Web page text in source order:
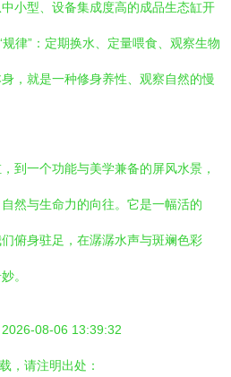
小型、设备集成度高的成品生态缸开
律”：定期换水、定量喂食、观察生物
，就是一种修身养性、观察自然的慢
到一个功能与美学兼备的屏风水景，
然与生命力的向往。它是一幅活的
俯身驻足，在潺潺水声与斑斓色彩
。
08-06 13:39:32
，请注明出处：